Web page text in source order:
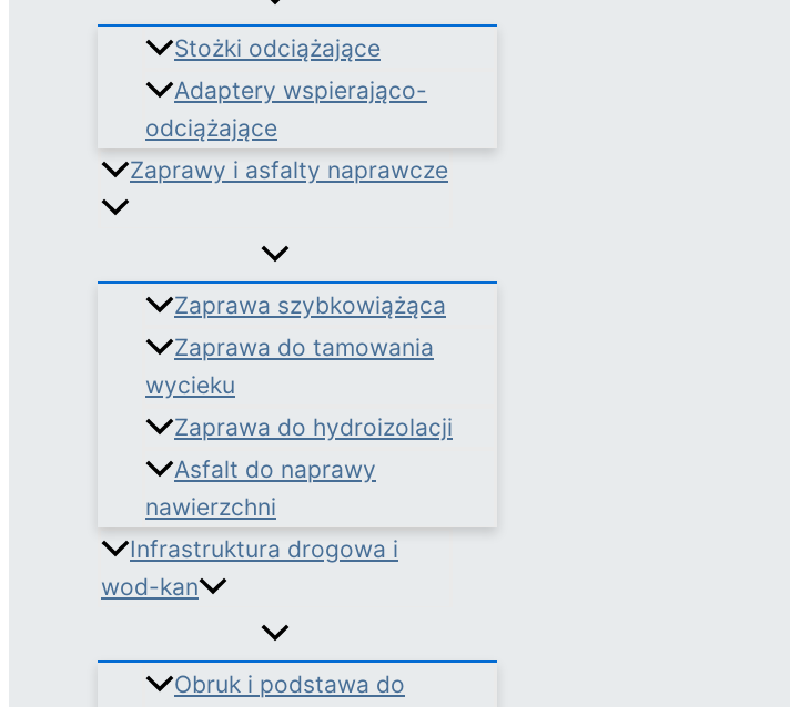
Stożki odciążające
Adaptery wspierająco-
odciążające
Zaprawy i asfalty naprawcze
Zaprawa szybkowiążąca
Zaprawa do tamowania
wycieku
Zaprawa do hydroizolacji
Asfalt do naprawy
nawierzchni
Infrastruktura drogowa i
wod-kan
Obruk i podstawa do